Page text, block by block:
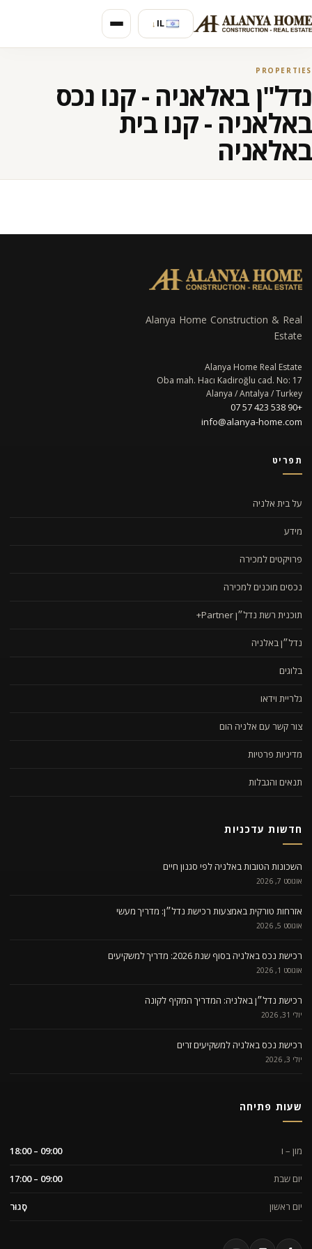
IL
↓
PROPERTIES
נדל"ן באלאניה - קנו נכס
באלאניה - קנו בית
באלאניה
Alanya Home Construction & Real
Estate
Alanya Home Real Estate
Oba mah. Hacı Kadiroğlu cad. No: 17
Alanya / Antalya / Turkey
+90 538 423 57 07
info@alanya-home.com
תפריט
על בית אלניה
מידע
פרויקטים למכירה
נכסים מוכנים למכירה
תוכנית רשת נדל״ן Partner+
נדל״ן באלניה
בלוגים
גלריית וידאו
צור קשר עם אלניה הום
מדיניות פרטיות
תנאים והגבלות
חדשות עדכניות
השכונות הטובות באלניה לפי סגנון חיים
אוגוסט 7, 2026
אזרחות טורקית באמצעות רכישת נדל״ן: מדריך מעשי
אוגוסט 5, 2026
רכישת נכס באלניה בסוף שנת 2026: מדריך למשקיעים
אוגוסט 1, 2026
רכישת נדל״ן באלניה: המדריך המקיף לקונה
יולי 31, 2026
רכישת נכס באלניה למשקיעים זרים
יולי 3, 2026
שעות פתיחה
מון – ו 09:00 – 18:00
יום שבת 09:00 – 17:00
יום ראשון סָגוּר